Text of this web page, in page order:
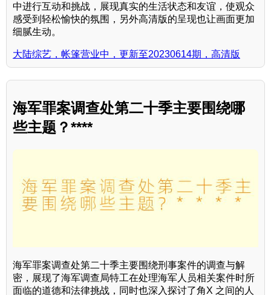
中进行互动和挑战，展现真实的生活状态和友谊，使观众
感受到轻松愉快的氛围，另外高清版的呈现也让画面更加
细腻生动。
大陆综艺，帐篷营业中，更新至20230614期，高清版
海军罪案调查处第二十季主要围绕哪
些主题？****
海军罪案调查处第二十季主要围绕刑事案件的调查与解
密，展现了海军调查局特工在处理海军人员相关案件时所
面临的道德和法律挑战，同时也深入探讨了角X 之间的人